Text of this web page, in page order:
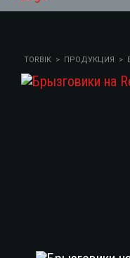
TORBIK > ПРОДУКЦИЯ >